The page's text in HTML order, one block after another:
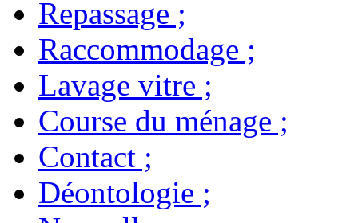
Repassage ;
Raccommodage ;
Lavage vitre ;
Course du ménage ;
Contact ;
Déontologie ;